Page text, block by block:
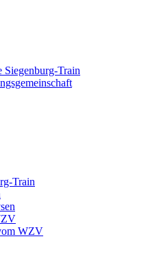
Train
Train
WZV